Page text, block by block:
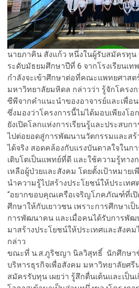
นายภาคิน สังแก้ว หนึ่งในผู้รับสมัครทุน
ระดับมัธยมศึกษาปีที่ 6 จากโรงเรียนเ
กำลังจะเข้าศึกษาต่อที่คณะแพทยศาสต
มหาวิทยาลัยมหิดล กล่าวว่า รู้จักโครง
ซีพีจากคำแนะนำของอาจารย์และเพื่อ
ซึ่งมองว่าโครงการนี้ไม่ได้มอบเพียงโ
ยังเปิดโลกแห่งการเรียนรู้และประสบ
ไปต่อยอดสู่การพัฒนานวัตกรรมและสร้
ได้จริง สอดคล้องกับแรงบันดาลใจในก
เติบโตเป็นแพทย์ที่ดี และใช้ความรู้ทาง
เหลือผู้ป่วยและสังคม โดยตั้งเป้าหมายเ
นำความรู้ไปสร้างประโยชน์ให้ประเทศ
“อยากขอบคุณเครือเจริญโภคภัณฑ์ที่เปิ
ศึกษาให้กับเยาวชน เพราะการศึกษาเ
การพัฒนาคน และเมื่อคนได้รับการพัฒ
มาสร้างประโยชน์ให้ประเทศและสังค
กล่าว
ขณะที่ น.ส.ภูริชญา นิลวิสุทธิ์ นักศึกษา
บริหารธุรกิจเพื่อสังคม มหาวิทยาลัยศ
สมัครรับทุน เผยว่า รู้สึกตื่นเต้นและเป็น